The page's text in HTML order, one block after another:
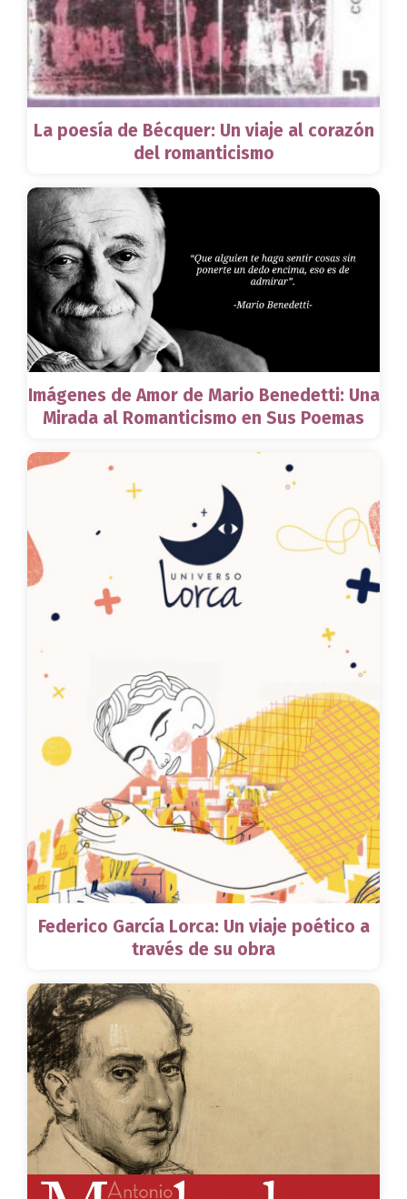
La poesía de Bécquer: Un viaje al corazón
del romanticismo
Imágenes de Amor de Mario Benedetti: Una
Mirada al Romanticismo en Sus Poemas
Federico García Lorca: Un viaje poético a
través de su obra